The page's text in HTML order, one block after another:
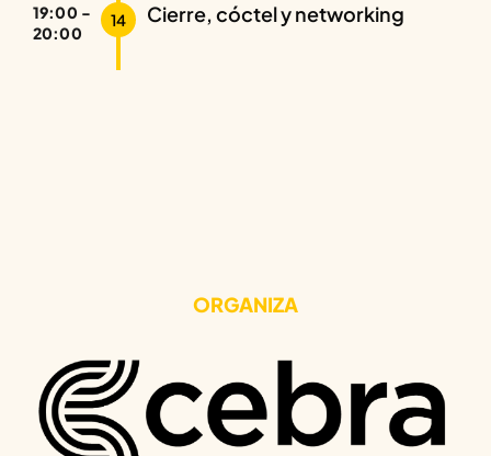
19:00 -
20:00
14 Cierre, cóctel y networking
ORGANIZA